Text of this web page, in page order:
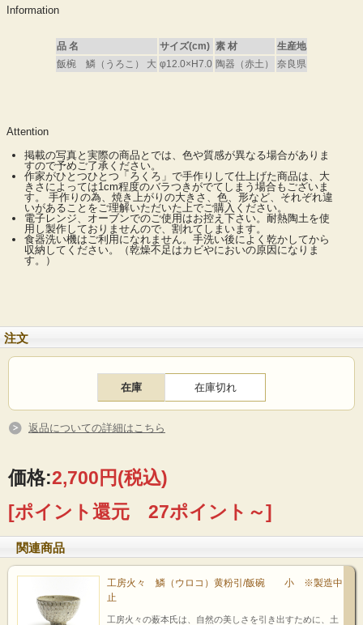
zoom
up!
薮本氏は、自然の美しさを引き出すために、土を吟味し、窯でじっくり
ています。
鱗（うろこ）のデザインを施した黄粉引による暮らしの器は、自然の風
各々の器は同じ窯、同じ釉で焼いていますが、窯の中の位置によって色
す。同じサイズの器を揃えても表情の微妙な違いをお楽しみ頂けます。
zoom up!
飯碗の淵
Information
品 名 サイズ(cm) 素 材
生産地
飯椀 鱗（うろこ） 大 φ12.0×H7.0 陶器（赤土） 奈良県
Attention
掲載の写真と実際の商品とでは、色や質感が異なる場合がありま
すので予めご了承ください。
作家がひとつひとつ「ろくろ」で手作りして仕上げた商品は、大
きさによっては1cm程度のバラつきがでてしまう場合もございま
す。 手作りの為、焼き上がりの大きさ、色、形など、それぞれ違
いがあることをご理解いただいた上でご購入ください。
電子レンジ、オーブンでのご使用はお控え下さい。耐熱陶土を使
用し製作しておりませんので、割れてしまいます。
食器洗い機はご利用になれません。手洗い後によく乾かしてから
収納してください。（乾燥不足はカビやにおいの原因になりま
す。）
注文
在庫 在庫切れ
返品についての詳細はこちら
価格:2,700円(税込)
[ポイント還元 27ポイント～]
関連商品
工房火々 鱗（ウロコ）黄粉引/飯碗 小 ※製造中
止
工房火々の薮本氏は、自然の美しさを引き出すために、土